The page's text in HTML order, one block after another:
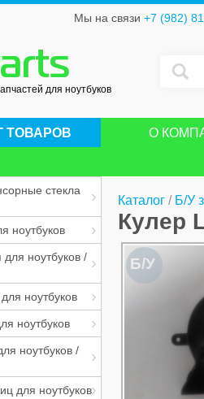
Мы на связи +7 (982)
для ноутбуков
ТОВАРОВ О
стекла
ноутбуков
ноутбуков /
ноутбуков
ноутбуков
ноутбуков /
для ноутбуков
Каталог / Б/У
Кулер
Б/У